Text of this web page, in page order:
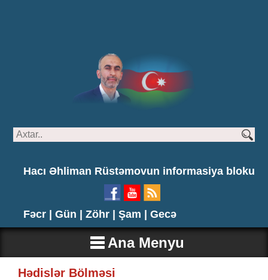
Hacı Əhliman Rüstəmovun informasiya bloku
Fəcr | Gün | Zöhr | Şam | Gecə
Ana Menyu
Hədislər Bölməsi